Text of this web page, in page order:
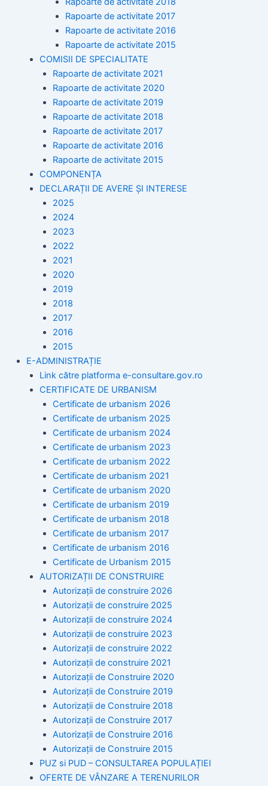
Rapoarte de activitate 2017
Rapoarte de activitate 2016
Rapoarte de activitate 2015
COMISII DE SPECIALITATE
Rapoarte de activitate 2021
Rapoarte de activitate 2020
Rapoarte de activitate 2019
Rapoarte de activitate 2018
Rapoarte de activitate 2017
Rapoarte de activitate 2016
Rapoarte de activitate 2015
COMPONENȚA
DECLARAȚII DE AVERE ȘI INTERESE
2025
2024
2023
2022
2021
2020
2019
2018
2017
2016
2015
E-ADMINISTRAȚIE
Link către platforma e-consultare.gov.ro
CERTIFICATE DE URBANISM
Certificate de urbanism 2026
Certificate de urbanism 2025
Certificate de urbanism 2024
Certificate de urbanism 2023
Certificate de urbanism 2022
Certificate de urbanism 2021
Certificate de urbanism 2020
Certificate de urbanism 2019
Certificate de urbanism 2018
Certificate de urbanism 2017
Certificate de urbanism 2016
Certificate de Urbanism 2015
AUTORIZAȚII DE CONSTRUIRE
Autorizații de construire 2026
Autorizații de construire 2025
Autorizații de construire 2024
Autorizații de construire 2023
Autorizații de construire 2022
Autorizații de construire 2021
Autorizații de Construire 2020
Autorizații de Construire 2019
Autorizaţii de Construire 2018
Autorizaţii de Construire 2017
Autorizaţii de Construire 2016
Autorizaţii de Construire 2015
PUZ si PUD – CONSULTAREA POPULAȚIEI
OFERTE DE VÂNZARE A TERENURILOR